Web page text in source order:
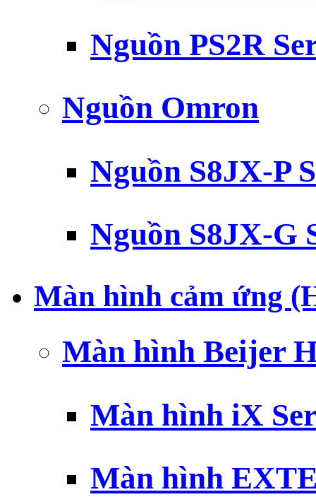
Nguồn PS2R
Nguồn Omron
Nguồn S8JX-P
Nguồn S8JX-G
Màn hình cảm ứng
Màn hình Beijer
Màn hình iX
Màn hình